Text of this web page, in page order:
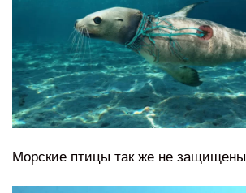
Морские птицы так же не защищены